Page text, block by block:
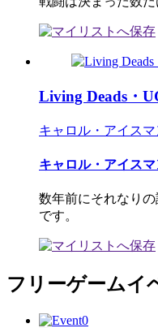
Living Deads・
キャロル・アイスマ
キャロル・アイスマ
数年前にそれなり
です。
フリーゲームイ